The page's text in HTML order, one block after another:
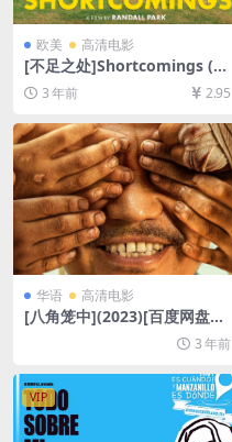
欧美 高清电影
[不足之处]Shortcomings (20
23)[百度网盘+夸克网盘1080P
超清未删减资源][网盘在线播
幕]
3 年前 2.95
华语 高清电影
[八角笼中](2023)[百度网盘
+夸克网盘1080P超清未删减
资源][网盘在线播放/下载][MP
4/7GB][中文字幕]
3 年前
VIP